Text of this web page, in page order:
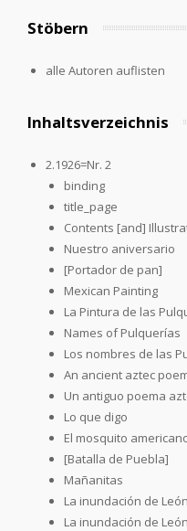
Stöbern
alle Autoren auflisten
Inhaltsverzeichnis
2.1926=Nr. 2
binding
title_page
Contents [and]
Nuestro aniversario
[Portador de pan]
Mexican Painting
La Pintura de las
Names of Pulquerías
Los nombres de las
An ancient aztec
Un antiguo poema
Lo que digo
El mosquito
[Batalla de Puebla]
Mañanitas
La inundación de
La inundación de